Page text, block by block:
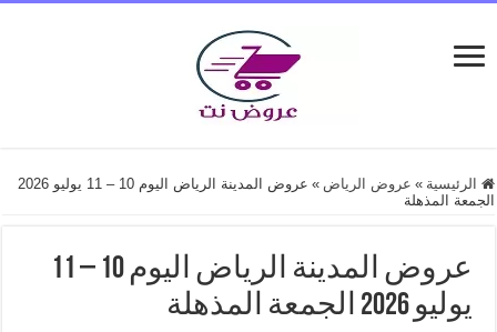
الرئيسية » عروض الرياض »
عروض المدينة الرياض اليوم 10 – 11 يوليو 2026
الجمعة المذهلة
عروض المدينة الرياض اليوم 10 – 11
يوليو 2026 الجمعة المذهلة